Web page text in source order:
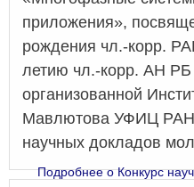
приложения»,
рождения чл.-корр.
летию чл.-корр. АН
организованной
Мавлютова УФИЦ
научных докладов
Подробнеео Конкурс